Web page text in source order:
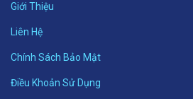
Giới Thiệu
Liên Hệ
Chính Sách Bảo Mật
Điều Khoản Sử Dụng